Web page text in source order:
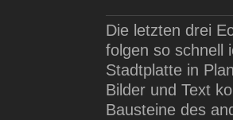
Die letzten drei
folgen so schnell
Stadtplatte in
Bilder und Text
Bausteine des